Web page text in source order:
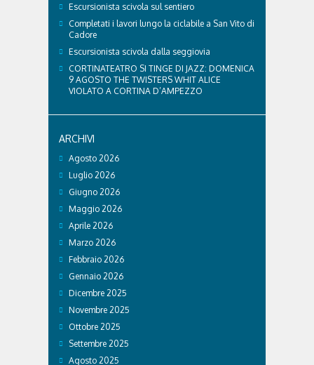
Escursionista scivola sul sentiero
Completati i lavori lungo la ciclabile a San Vito di
Cadore
Escursionista scivola dalla seggiovia
CORTINATEATRO SI TINGE DI JAZZ: DOMENICA
9 AGOSTO THE TWISTERS WHIT ALICE
VIOLATO A CORTINA D’AMPEZZO
ARCHIVI
Agosto 2026
Luglio 2026
Giugno 2026
Maggio 2026
Aprile 2026
Marzo 2026
Febbraio 2026
Gennaio 2026
Dicembre 2025
Novembre 2025
Ottobre 2025
Settembre 2025
Agosto 2025